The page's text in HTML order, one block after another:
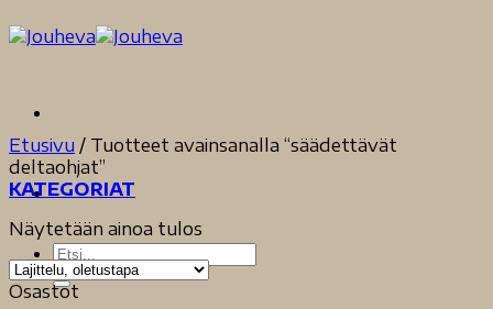
to
Etsi:
Etusivu / Tuotteet avainsanalla “säädettävät
deltaohjat”
KATEGORIAT
Näytetään ainoa tulos
Osastot